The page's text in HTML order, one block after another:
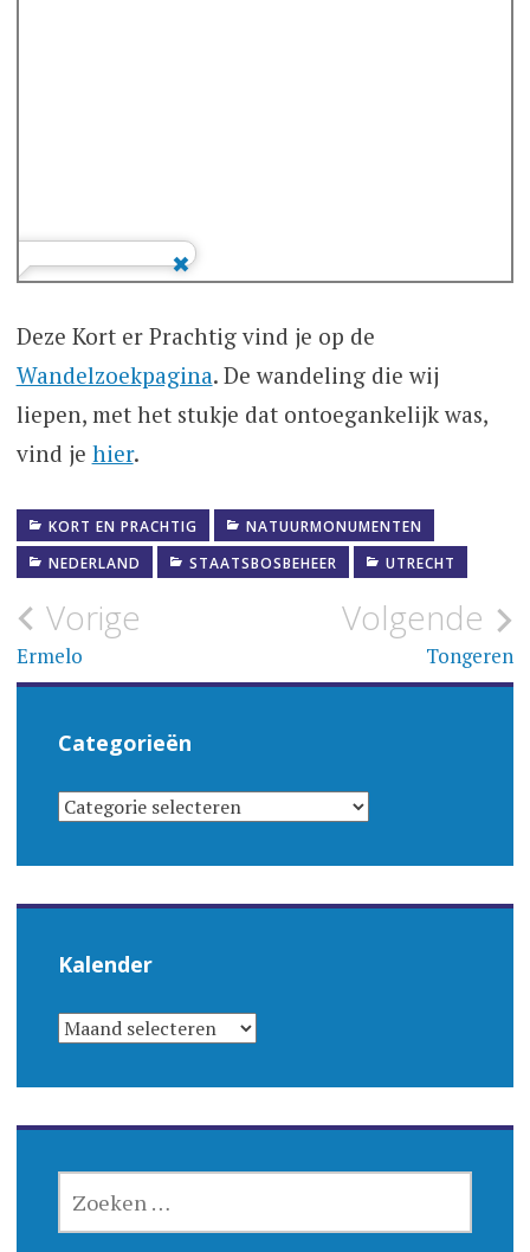
Deze Kort er Prachtig vind je op de
Wandelzoekpagina. De wandeling die wij
liepen, met het stukje dat ontoegankelijk was,
vind je hier.
KORT EN PRACHTIG
NATUURMONUMENTEN
NEDERLAND
STAATSBOSBEHEER UTRECHT
Bericht
navigatie
Vorige
Ermelo
Volgende
Tongeren
Categorieën
CATEGORIEËN
Kalender
KALENDER
NAAR: